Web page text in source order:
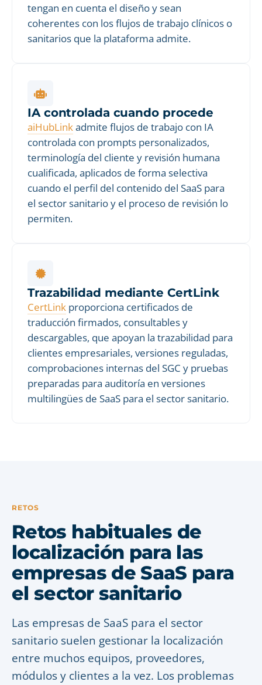
tengan en cuenta el diseño y sean
coherentes con los flujos de trabajo clínicos o
sanitarios que la plataforma admite.
IA controlada cuando procede
aiHubLinkadmite flujos de trabajo con IA
controlada con prompts personalizados,
terminología del cliente y revisión humana
cualificada, aplicados de forma selectiva
cuando el perfil del contenido del SaaS para
el sector sanitario y el proceso de revisión lo
permiten.
Trazabilidad mediante CertLink
CertLink proporciona certificados de
traducción firmados, consultables y
descargables, que apoyan la trazabilidad para
clientes empresariales, versiones reguladas,
comprobaciones internas del SGC y pruebas
preparadas para auditoría en versiones
multilingües de SaaS para el sector sanitario.
RETOS
Retos habituales de
localización para las
empresas de SaaS para
el sector sanitario
Las empresas de SaaS para el sector
sanitario suelen gestionar la localización
entre muchos equipos, proveedores,
módulos y clientes a la vez. Los problemas